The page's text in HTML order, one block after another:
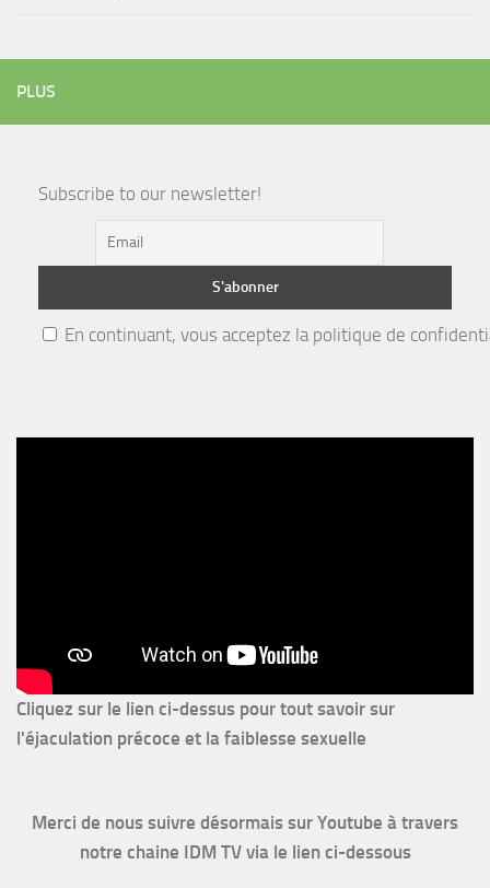
PLUS
Subscribe to our newsletter!
En continuant, vous acceptez la politique de
Cliquez sur le lien ci-dessus pour tout savoir sur
l'éjaculation précoce et la faiblesse sexuelle
Merci de nous suivre désormais sur Youtube à travers
notre chaine IDM TV via le lien ci-dessous